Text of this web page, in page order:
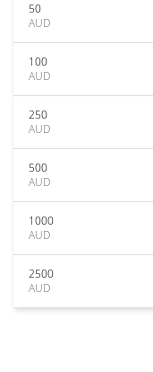
50
AUD
100
AUD
250
AUD
500
AUD
1000
AUD
2500
AUD